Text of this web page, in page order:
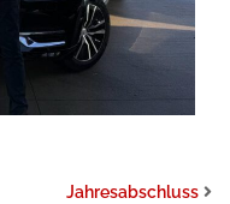
Jahresabschluss